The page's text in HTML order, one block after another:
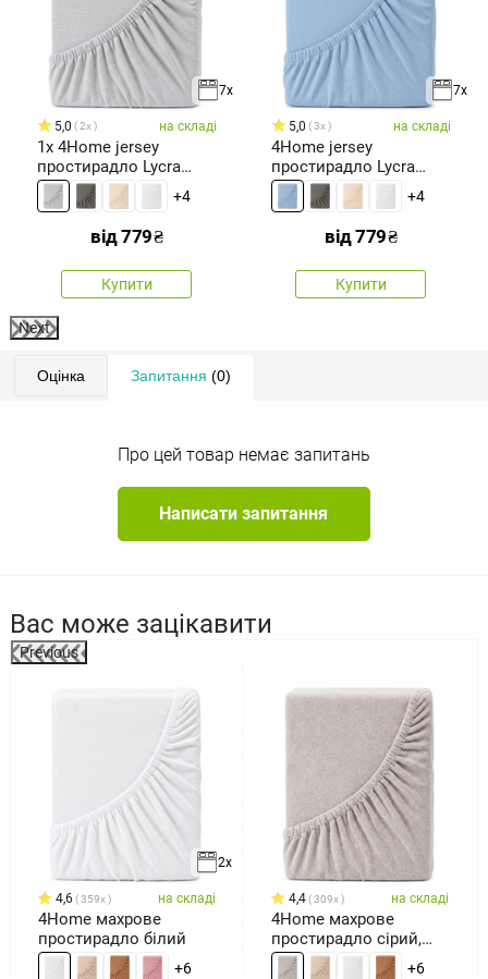
7x
5,0 2x на складі
1x 4Home jersey
простирадло Lycra
сірий, 90
+4
від779₴
Купити
7x
5,0 3x на складі
4Home jersey
простирадло Lycra
синій
+4
від779₴
Купити
Next
Оцінка Запитання (0)
Про цей товар немає запитань
Написати запитання
Вас може зацікавити
Previous
2x
4,6 359x на складі
4Home махрове
простирадло білий
+6
4,4 309x на складі
4Home махрове
простирадло сірий,
180 x 200 см
+6